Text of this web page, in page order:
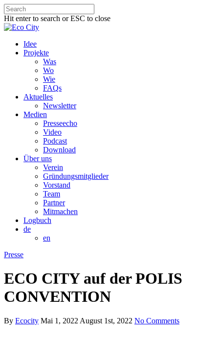
Hit enter to search or ESC to close
Idee
Projekte
Was
Wo
Wie
FAQs
Aktuelles
Newsletter
Medien
Presseecho
Video
Podcast
Download
Über uns
Verein
Gründungsmitglieder
Vorstand
Team
Partner
Mitmachen
Logbuch
de
en
Presse
ECO CITY auf der POLIS
CONVENTION
By Ecocity Mai 1, 2022 August 1st, 2022 No Comments